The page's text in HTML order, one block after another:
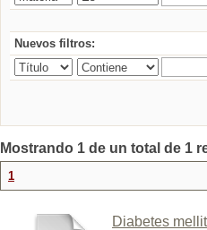
Nuevos filtros:
Mostrando 1 de un total de 1
1
Diabetes